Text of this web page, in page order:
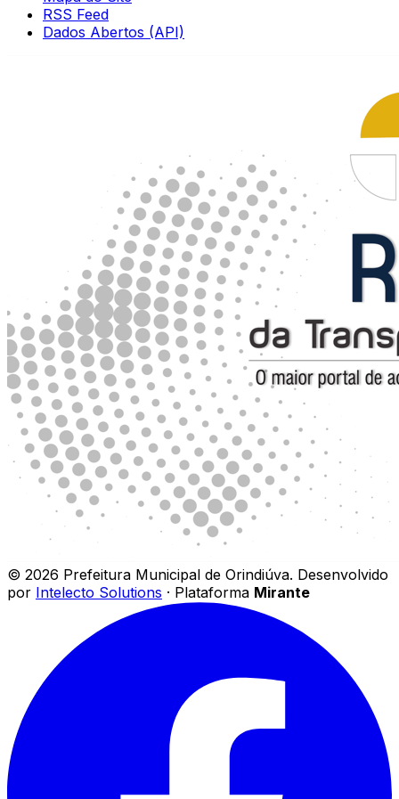
RSS Feed
Dados Abertos (API)
© 2026 Prefeitura Municipal de Orindiúva. Desenvolvido
por Intelecto Solutions · Plataforma Mirante